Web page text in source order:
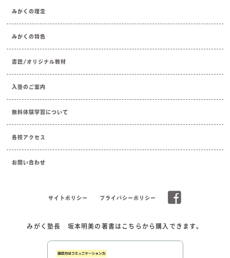
みがくの理念
みがくの特色
書籍/オリジナル教材
入塾のご案内
無料体験学習について
各校アクセス
お問い合わせ
サイトポリシー プライバシーポリシー
みがく塾長 坂本明美の著書はこちらから購入できます。